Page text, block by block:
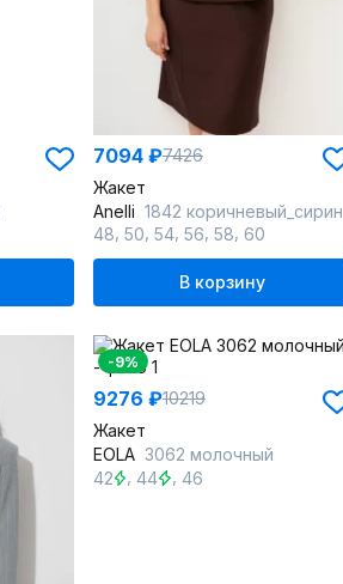
7094 ₽7426
Жакет
Anelli 1842 коричневый_сирин
48 50 54 56 58 60
В корзину
-9%
9276 ₽10219
Жакет
EOLA 3062 молочный
42
44 46